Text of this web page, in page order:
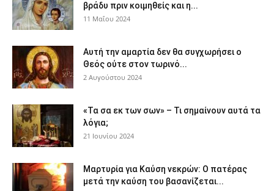
βράδυ πριν κοιμηθείς και η...
11 Μαΐου 2024
Αυτή την αμαρτία δεν θα συγχωρήσει ο
Θεός ούτε στον τωρινό...
2 Αυγούστου 2024
«Τα σα εκ των σων» – Τι σημαίνουν αυτά τα
λόγια;
21 Ιουνίου 2024
Μαρτυρία για Καύση νεκρών: Ο πατέρας
μετά την καύση του βασανίζεται...